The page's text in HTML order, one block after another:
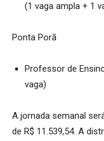
(1 vaga ampla + 1
Ponta Porã
Professor de
vaga)
A jornada semanal
de R$ 11.539,54. A